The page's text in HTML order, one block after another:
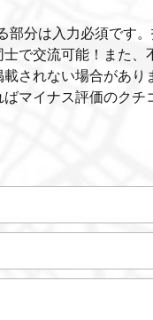
部分は入力必須です
で交流可能！また、
されない場合があり
マイナス評価のクチ